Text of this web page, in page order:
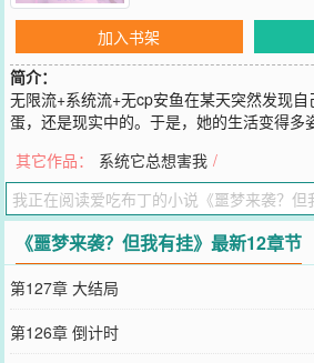
加入书架
简介：
无限流+系统流+无cp安鱼在某天突然发现
蛋，还是现实中的。于是，她的生活变得多
她更满意了。如果不是现实中忽然出现游戏
满意。“开挂的人生不需要解释。”这成了众
“噩梦来袭？不怕，我有挂！”
您要是觉得《噩梦来袭？但我有挂》还不错
和微博微信里的朋友推荐哦！
其它作品： 系统它总想害我 /
《噩梦来袭？但我有挂》最新12章节
第127章 大结局
第126章 倒计时